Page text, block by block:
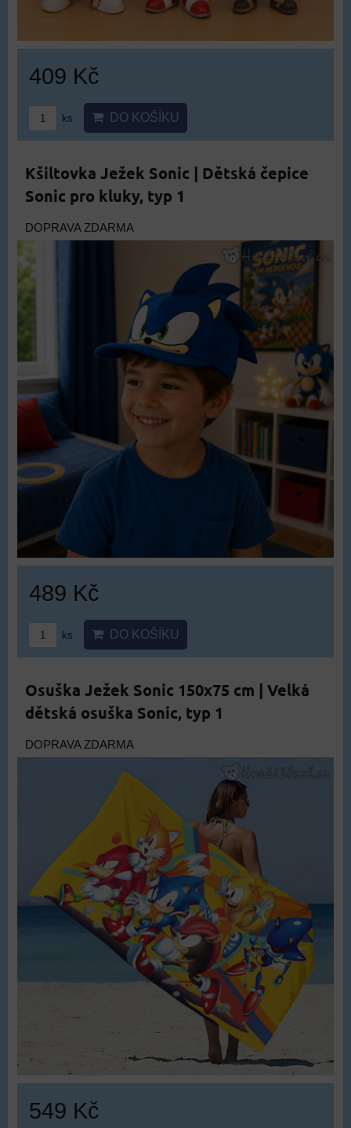
409 Kč
ks DO KOŠÍKU
Kšiltovka Ježek Sonic | Dětská čepice
Sonic pro kluky, typ 1
DOPRAVA ZDARMA
489 Kč
ks DO KOŠÍKU
Osuška Ježek Sonic 150x75 cm | Velká
dětská osuška Sonic, typ 1
DOPRAVA ZDARMA
549 Kč